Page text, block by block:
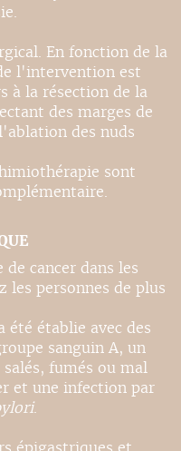
En fonction de la
l'intervention est
à la résection de la
des marges de
des nuds
sont
cancer dans les
les personnes de plus
établie avec des
sanguin A, un
fumés ou mal
et une infection par
.